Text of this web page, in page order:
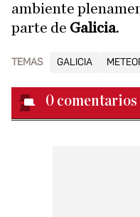
ambiente
parte de Galicia.
TEMAS GALICIA
0 comentarios